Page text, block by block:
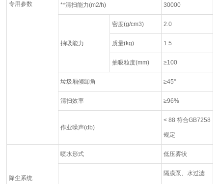
专用参数 **清扫能力(m2/h) 30000
抽吸能力
密度(g/cm3) 2.0
质量(kg) 1.5
抽吸粒度(mm) ≥100
垃圾厢倾卸角 ≥45°
清扫效率 ≥96%
作业噪声(db)
< 88 符合GB7258
规定
降尘系统
喷水形式 低压雾状
隔膜泵、水过滤